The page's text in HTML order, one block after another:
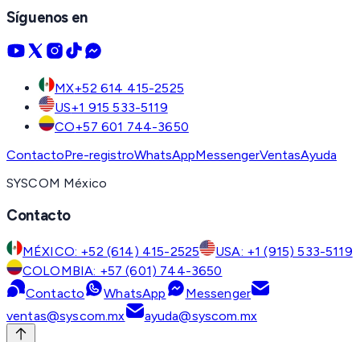
Síguenos en
MX+52 614 415-2525
US+1 915 533-5119
CO+57 601 744-3650
ContactoPre-registroWhatsAppMessengerVentasAyuda
SYSCOM México
Contacto
MÉXICO: +52 (614) 415-2525
USA: +1 (915) 533-5119
COLOMBIA: +57 (601) 744-3650
Contacto
WhatsApp
Messenger
ventas@syscom.mx
ayuda@syscom.mx